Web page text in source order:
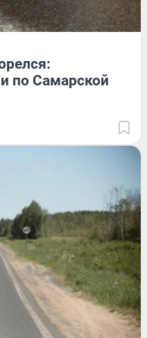
по Самарской